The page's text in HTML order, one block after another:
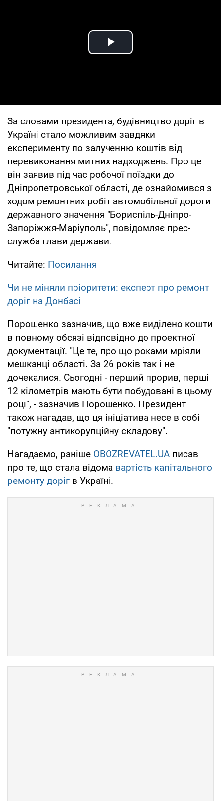
Play Video
За словами президента, будівництво доріг в
Україні стало можливим завдяки
експерименту по залученню коштів від
перевиконання митних надходжень. Про це
він заявив під час робочої поїздки до
Дніпропетровської області, де ознайомився з
ходом ремонтних робіт автомобільної дороги
державного значення "Бориспіль-Дніпро-
Запоріжжя-Маріуполь", повідомляє прес-
служба глави держави.
Читайте: Посилання
Чи не міняли пріоритети: експерт про ремонт
доріг на Донбасі
Порошенко зазначив, що вже виділено кошти
в повному обсязі відповідно до проектної
документації. "Це те, про що роками мріяли
мешканці області. За 26 років так і не
дочекалися. Сьогодні - перший прорив, перші
12 кілометрів мають бути побудовані в цьому
році", - зазначив Порошенко. Президент
також нагадав, що ця ініціатива несе в собі
"потужну антикорупційну складову".
Нагадаємо, раніше OBOZREVATEL.UA писав
про те, що стала відома вартість капітального
ремонту доріг в Україні.